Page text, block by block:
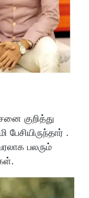
குறித்து
.
பலரும்